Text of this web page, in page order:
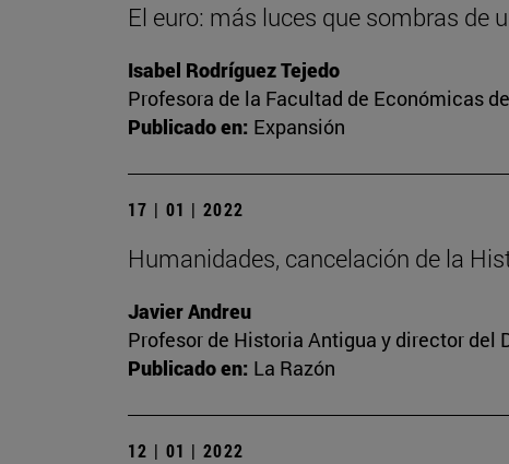
El euro: más luces que sombras de
Isabel Rodríguez Tejedo
Profesora de la Facultad de Económicas
Publicado en: Expansión
17 | 01 | 2022
Humanidades, cancelación de la
Javier Andreu
Profesor de Historia Antigua y director del
Publicado en: La Razón
12 | 01 | 2022